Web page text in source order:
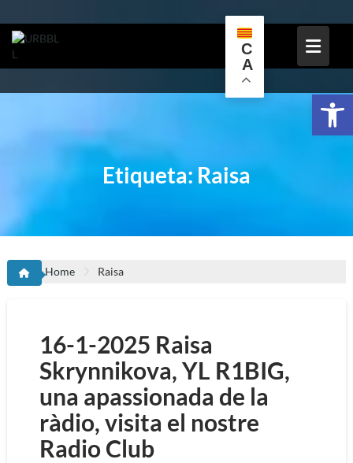
to
content
Etiqueta:Raisa
Home Raisa
16-1-2025 Raisa
Skrynnikova, YL R1BIG,
una apassionada de la
ràdio, visita el nostre
Radio Club
C
A